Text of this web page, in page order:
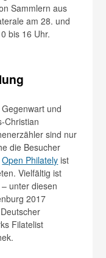
Sammlern aus
am 28. und
bis 16 Uhr.
und
Christian
sind nur
die Besucher
Open Philately ist
Vielfältig ist
unter diesen
2017
Filatelist